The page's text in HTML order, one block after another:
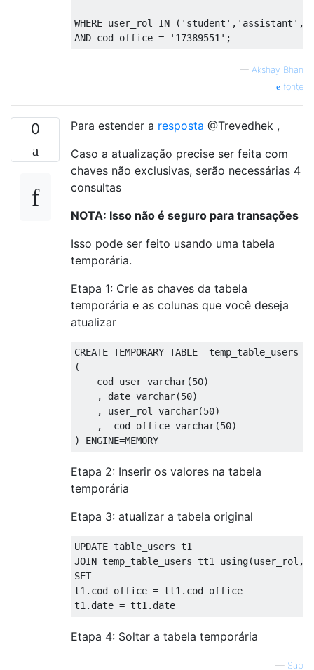
WHERE user_rol IN ( 'student' , 'assistant' ,
AND cod_office = '17389551' ;
— Akshay Bhan
fonte
0 Para estender a resposta @Trevedhek ,
Caso a atualização precise ser feita com
chaves não exclusivas, serão necessárias 4
consultas
NOTA: Isso não é seguro para transações
Isso pode ser feito usando uma tabela
temporária.
Etapa 1: Crie as chaves da tabela
temporária e as colunas que você deseja
atualizar
CREATE TEMPORARY TABLE
(
    cod_user varchar
(50)
,
date varchar(50)
,
user_rol varchar(50)
,
  cod_office varchar
(50)
)
ENGINE=MEMORY
Etapa 2: Inserir os valores na tabela
temporária
Etapa 3: atualizar a tabela original
UPDATE
JOIN temp_table_users tt1 using(user_rol ,
SET
t1 . cod_office = tt1 . cod_office
t1 . date = tt1 . date
Etapa 4: Soltar a tabela temporária
— Sab